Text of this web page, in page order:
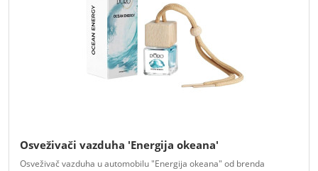
Osveživači vazduha 'Energija okeana'
Osveživač vazduha u automobilu "Energija okeana" od brenda